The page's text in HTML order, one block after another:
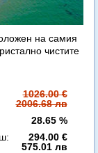
на самия
чистите
1026.00 €
2006.68 лв
28.65 %
294.00 €
575.01 лв